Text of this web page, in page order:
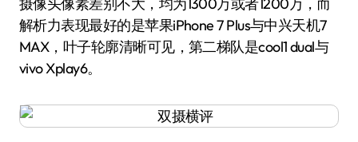
解析力表现最好的是苹果iPhone 7 Plus与中兴天机7
MAX，叶子轮廓清晰可见，第二梯队是cool1 dual与
vivo Xplay6。